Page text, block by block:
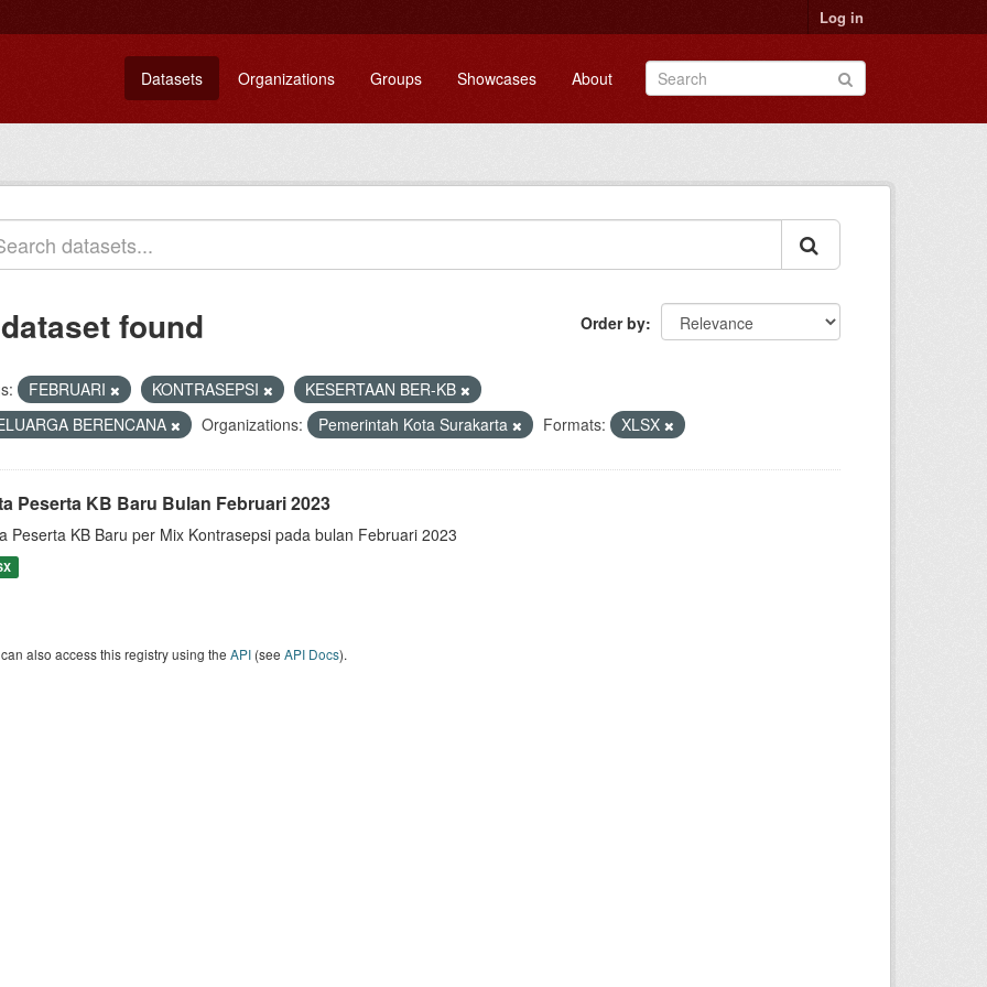
Log in
Datasets Organizations Groups Showcases About
Order by
found
FEBRUARI KONTRASEPSI
KESERTAAN BER-KB
BERENCANA
Organizations: Pemerintah Kota Surakarta Formats: XLSX
Peserta KB Baru Bulan Februari 2023
Peserta KB Baru per Mix Kontrasepsi pada bulan Februari 2023
also access this registry using the API (see API Docs).